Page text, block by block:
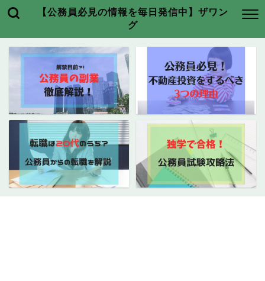
【公務員必見の情報を毎日発信中】ザワン
グ